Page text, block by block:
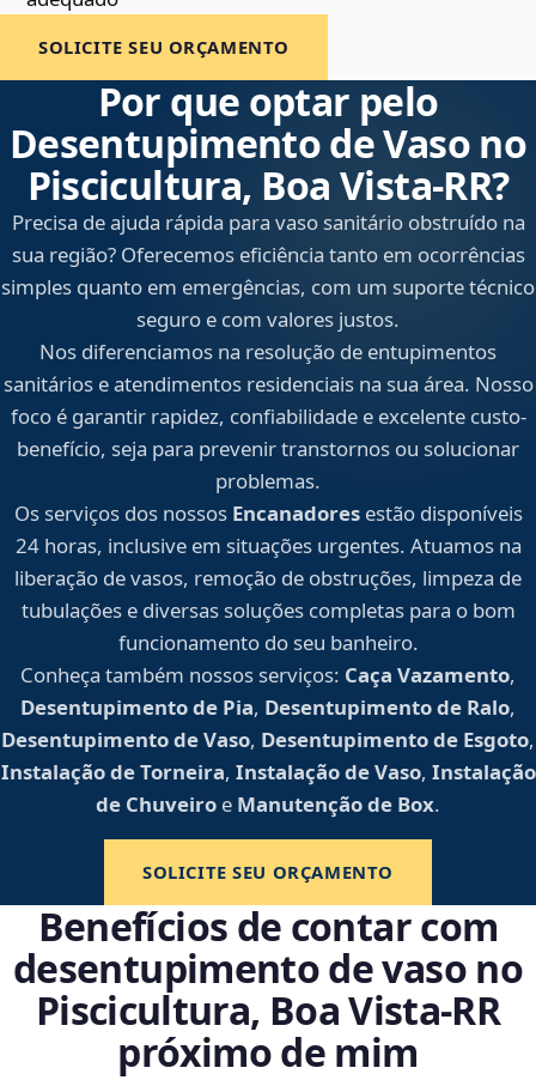
SOLICITE SEU ORÇAMENTO
Por que optar pelo
Desentupimento de Vaso no
Piscicultura, Boa Vista‑RR?
Precisa de ajuda rápida para vaso sanitário obstruído na
sua região? Oferecemos eficiência tanto em ocorrências
simples quanto em emergências, com um suporte técnico
seguro e com valores justos.
Nos diferenciamos na resolução de entupimentos
sanitários e atendimentos residenciais na sua área. Nosso
foco é garantir rapidez, confiabilidade e excelente custo-
benefício, seja para prevenir transtornos ou solucionar
problemas.
Os serviços dos nossos Encanadoresestão disponíveis
24 horas, inclusive em situações urgentes. Atuamos na
liberação de vasos, remoção de obstruções, limpeza de
tubulações e diversas soluções completas para o bom
funcionamento do seu banheiro.
Conheça também nossos serviços: Caça Vazamento,
Desentupimento de Pia, Desentupimento de Ralo,
Desentupimento de Vaso, Desentupimento de Esgoto,
Instalação de Torneira, Instalação de Vaso, Instalação
de Chuveiro e Manutenção de Box.
SOLICITE SEU ORÇAMENTO
Benefícios de contar com
desentupimento de vaso no
Piscicultura, Boa Vista‑RR
próximo de mim